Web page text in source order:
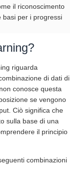
il riconoscimento
basi per i progressi
riguarda
di dati di
conosce questa
se vengono
Ciò significa che
sulla base di una
il principio
combinazioni